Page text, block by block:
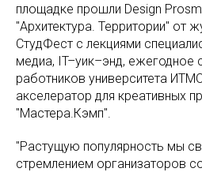
площадке прошли Design
"Архитектура. Территории" от
СтудФест с лекциями
медиа, IT–уик–энд, ежегодное
работников университета
акселератор для креативных
"Мастера.Кэмп".
"Растущую популярность мы
стремлением организаторов